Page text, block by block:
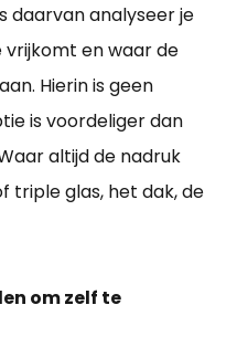
daarvan analyseer je
en waar de
Hierin is geen
is voordeliger dan
altijd de nadruk
triple glas, het dak, de
om zelf te